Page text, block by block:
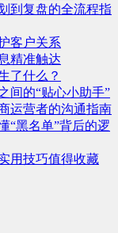
到复盘的全流程指
客户关系
精准触达
了什么？
间的“贴心小助手”
运营者的沟通指南
“黑名单”背后的逻
用技巧值得收藏